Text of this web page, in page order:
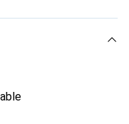
une clientèle